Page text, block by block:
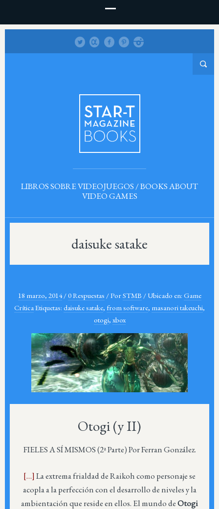
LIBROS SOBRE VIDEOJUEGOS / BOOKS ABOUT
VIDEO GAMES
daisuke satake
18 marzo, 2014 /0 Respuestas /PorSTMB / Ubicado en: Game
CríticaEtiquetas: daisuke satake, from software, masanori takeuchi,
otogi, xbox
Otogi (y II)
FIELES A SÍ MISMOS (2ª Parte) Por Ferran González.
[…]La extrema frialdad de Raikoh como personaje se
acopla a la perfección con el desarrollo de niveles y la
ambientación que reside en ellos. El mundo deOtogi